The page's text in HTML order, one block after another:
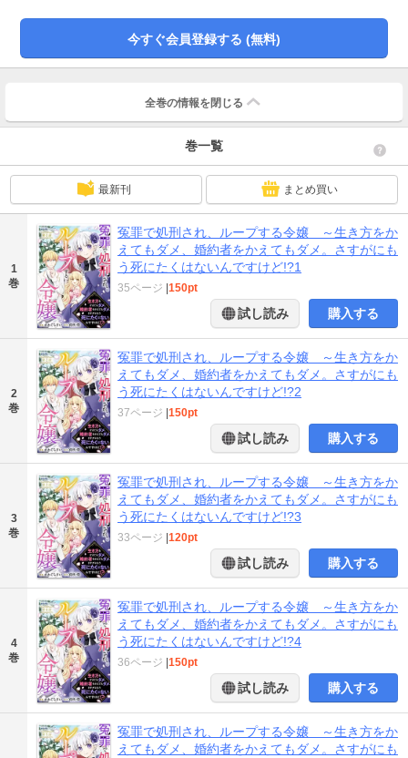
では生きられなくて……!?
今すぐ会員登録する (無料)
全巻の情報を 閉じる
巻一覧
最新刊 まとめ買い
1
巻
冤罪で処刑され、ループする令嬢 ～生き方をか
えてもダメ、婚約者をかえてもダメ。さすがにも
う死にたくはないんですけど!?1
35ページ 150pt
試し読み 購入する
2
巻
冤罪で処刑され、ループする令嬢 ～生き方をか
えてもダメ、婚約者をかえてもダメ。さすがにも
う死にたくはないんですけど!?2
37ページ 150pt
試し読み 購入する
3
巻
冤罪で処刑され、ループする令嬢 ～生き方をか
えてもダメ、婚約者をかえてもダメ。さすがにも
う死にたくはないんですけど!?3
33ページ 120pt
試し読み 購入する
4
巻
冤罪で処刑され、ループする令嬢 ～生き方をか
えてもダメ、婚約者をかえてもダメ。さすがにも
う死にたくはないんですけど!?4
36ページ 150pt
試し読み 購入する
冤罪で処刑され、ループする令嬢 ～生き方をか
えてもダメ、婚約者をかえてもダメ。さすがにも